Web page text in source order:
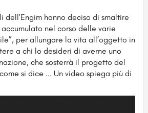
hanno deciso di smaltire
nel corso delle varie
per allungare la vita all’oggetto in
a chi lo desideri di averne uno
che sosterrà il progetto del
si dice ... Un video spiega più di